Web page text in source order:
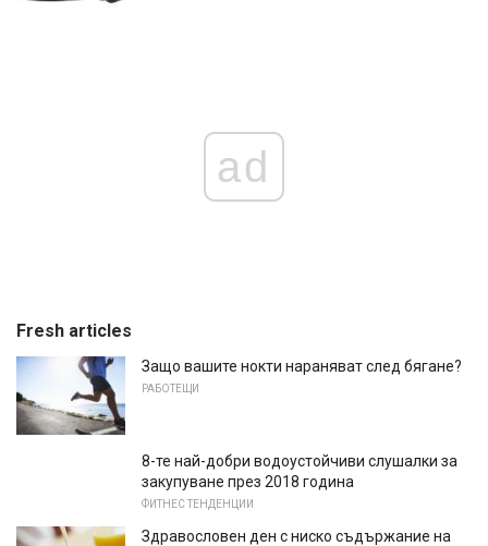
ad
Fresh articles
Защо вашите нокти нараняват след бягане?
РАБОТЕЩИ
8-те най-добри водоустойчиви слушалки за
закупуване през 2018 година
ФИТНЕС ТЕНДЕНЦИИ
Здравословен ден с ниско съдържание на